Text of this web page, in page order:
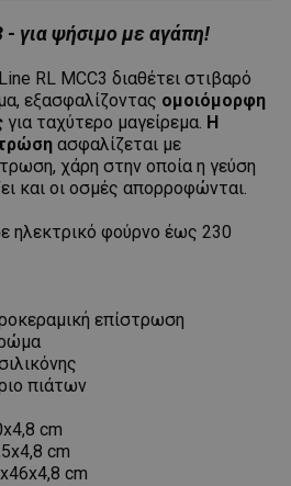
- για ψήσιμο με αγάπη!
RL MCC3 διαθέτει στιβαρό
εξασφαλίζοντας ομοιόμορφη
για ταχύτερο μαγείρεμα. Η
ασφαλίζεται με
χάρη στην οποία η γεύση
και οι οσμές απορροφώνται.
ηλεκτρικό φούρνο έως 230
επίστρωση
πιάτων
cm
cm
cm